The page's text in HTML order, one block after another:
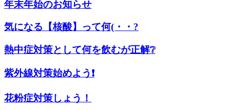
年末年始のお知らせ
気になる【核酸】って何(・・?
熱中症対策として何を飲むが正解❔
紫外線対策始めよう❗
花粉症対策しょう！